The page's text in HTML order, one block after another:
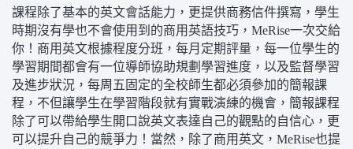
課程除了基本的英文會話能力，更提供商務信件撰寫，學生
時期沒有學也不會使用到的商用英語技巧，MeRise一次交給
你！商用英文根據程度分班，每月定期評量，每一位學生的
學習期間都會有一位導師協助規劃學習進度，以及監督學習
及進步狀況，每周五固定的全校師生都必須參加的簡報課
程，不但讓學生在學習階段就有實戰演練的機會，簡報課程
除了可以帶給學生開口說英文表達自己的觀點的自信心，更
可以提升自己的競爭力！當然，除了商用英文，MeRise也提